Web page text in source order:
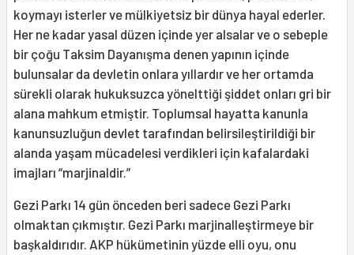
koymayı isterler ve mülkiyetsiz bir dünya hayal ederler.
Her ne kadar yasal düzen içinde yer alsalar ve o sebeple
bir çoğu Taksim Dayanışma denen yapının içinde
bulunsalar da devletin onlara yıllardır ve her ortamda
sürekli olarak hukuksuzca yönelttiği şiddet onları gri bir
alana mahkum etmiştir. Toplumsal hayatta kanunla
kanunsuzluğun devlet tarafından belirsileştirildiği bir
alanda yaşam mücadelesi verdikleri için kafalardaki
imajları “marjinaldir.”
Gezi Parkı 14 gün önceden beri sadece Gezi Parkı
olmaktan çıkmıştır. Gezi Parkı marjinalleştirmeye bir
başkaldırıdır. AKP hükümetinin yüzde elli oyu, onu